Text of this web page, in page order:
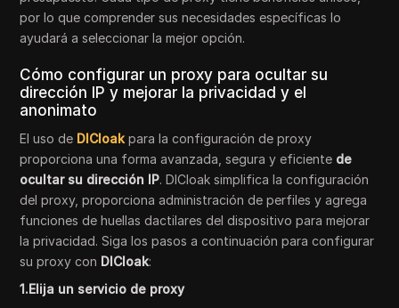
por lo que comprender sus necesidades específicas lo
ayudará a seleccionar la mejor opción.
Cómo configurar un proxy para ocultar su
dirección IP y mejorar la privacidad y el
anonimato
El uso de DICloak para la configuración de proxy
proporciona una forma avanzada, segura y eficiente de
ocultar su dirección IP. DICloak simplifica la configuración
del proxy, proporciona administración de perfiles y agrega
funciones de huellas dactilares del dispositivo para mejorar
la privacidad. Siga los pasos a continuación para configurar
su proxy con DICloak:
1.Elija un servicio de proxy